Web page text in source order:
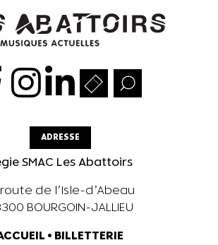
ADRESSE
SMAC Les Abattoirs
route de l’Isle-d’Abeau
BOURGOIN-JALLIEU
• BILLETTERIE